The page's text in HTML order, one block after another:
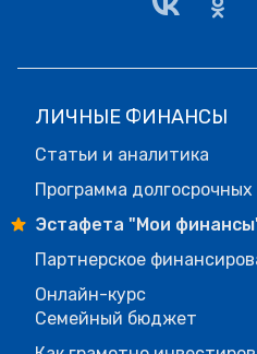
ЛИЧНЫЕ ФИНАНСЫ
Статьи и аналитика
Программа
Эстафета "Мои
Партнерское
Онлайн-курс
Семейный бюджет